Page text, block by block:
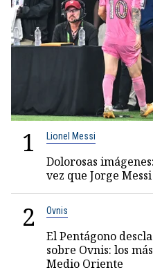
1 Lionel Messi
Dolorosas
vez que Jorge
2 Ovnis
El Pentágono
sobre Ovnis: los
Medio Oriente